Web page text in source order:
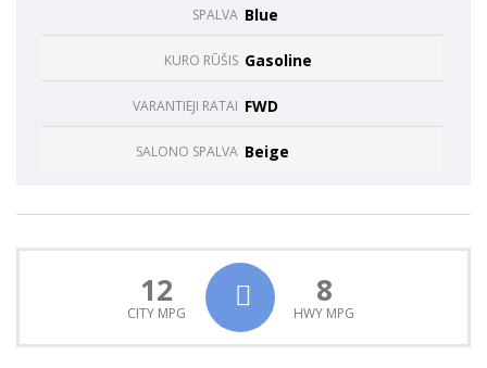
SPALVA Blue
KURO RŪŠIS Gasoline
VARANTIEJI RATAI FWD
SALONO SPALVA Beige
12
CITY MPG
8
HWY MPG
Analitiniai
(arba
statistikos)
ir teikia jos
iš kurių
svetainės
gali